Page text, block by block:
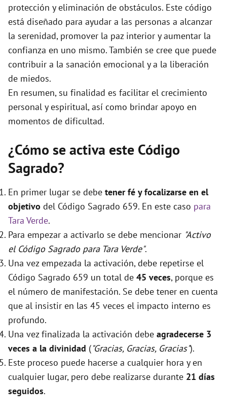
protección y eliminación de obstáculos. Este código
está diseñado para ayudar a las personas a alcanzar
la serenidad, promover la paz interior y aumentar la
confianza en uno mismo. También se cree que puede
contribuir a la sanación emocional y a la liberación
de miedos.
En resumen, su finalidad es facilitar el crecimiento
personal y espiritual, así como brindar apoyo en
momentos de dificultad.
¿Cómo se activa este Código
Sagrado?
En primer lugar se debe tener fé y focalizarse en el
objetivo del Código Sagrado 659. En este caso para
Tara Verde.
Para empezar a activarlo se debe mencionar "Activo
el Código Sagrado para Tara Verde".
Una vez empezada la activación, debe repetirse el
Código Sagrado 659 un total de 45 veces, porque es
el número de manifestación. Se debe tener en cuenta
que al insistir en las 45 veces el impacto interno es
profundo.
Una vez finalizada la activación debe agradecerse 3
veces a la divinidad ("Gracias, Gracias, Gracias").
Este proceso puede hacerse a cualquier hora y en
cualquier lugar, pero debe realizarse durante 21 días
seguidos.